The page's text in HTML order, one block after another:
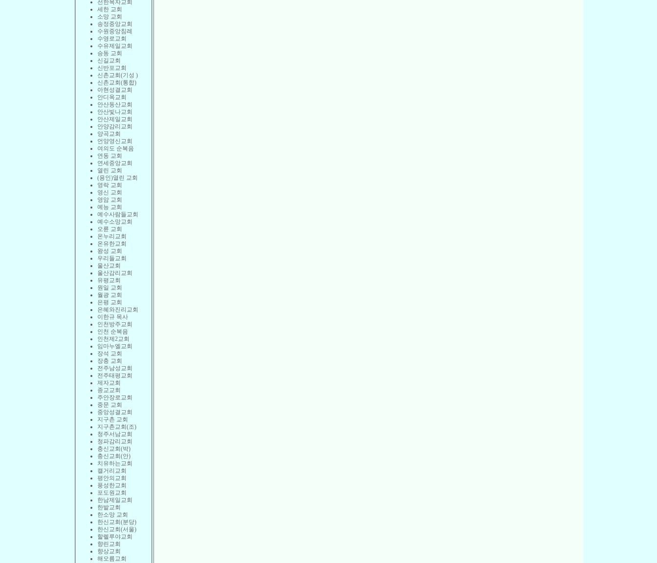
선한목자교회
세한 교회
소망 교회
송정중앙교회
수원중앙침례
수영로교회
수유제일교회
승동 교회
신길교회
신반포교회
신촌교회(기성 )
신촌교회(통합)
아현성결교회
안디옥교회
안산동산교회
안산빛나교회
안산제일교회
안양감리교회
양곡교회
언양영신교회
여의도 순복음
연동 교회
연세중앙교회
열린 교회
(용인)열린 교회
영락 교회
영신 교회
영암 교회
예능 교회
예수사람들교회
예수소망교회
오륜 교회
온누리교회
온유한교회
왕성 교회
우리들교회
울산교회
울산감리교회
유평교회
원일 교회
월광 교회
은평 교회
은혜와진리교회
이한규 목사
인천방주교회
인천 순복음
인천제2교회
임마누엘교회
장석 교회
장충 교회
전주남성교회
전주태평교회
제자교회
종교교회
주안장로교회
중문 교회
중앙성결교회
지구촌 교회
지구촌교회(조)
청주서남교회
청파감리교회
충신교회(박)
충신교회(안)
치유하는교회
캘거리교회
평안의교회
풍성한교회
포도원교회
한남제일교회
한밭교회
한소망 교회
한신교회(분당)
한신교회(서울)
할렐루야교회
향린교회
향상교회
해오름교회